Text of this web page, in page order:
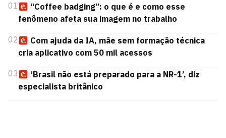
01
“Coffee badging”: o que é e como esse
fenômeno afeta sua imagem no trabalho
02
Com ajuda da IA, mãe sem formação técnica
cria aplicativo com 50 mil acessos
03
‘Brasil não está preparado para a NR-1’, diz
especialista britânico